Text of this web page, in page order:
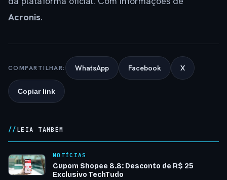
Acronis.
COMPARTILHAR: WhatsApp Facebook X
Copiar link
LEIA TAMBÉM
NOTÍCIAS
Cupom Shopee 8.8: Desconto de R$ 25
Exclusivo TechTudo